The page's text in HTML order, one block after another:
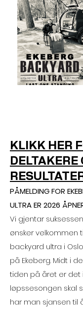
KLIKK HER
DELTAKERE
PÅMELDING FOR
ULTRA ER 2026
Vi gjentar
ønsker velkommen
backyard ultra i
på Ekeberg. Midt i
tiden på året er det
løpssesongen skal
har man sjansen til